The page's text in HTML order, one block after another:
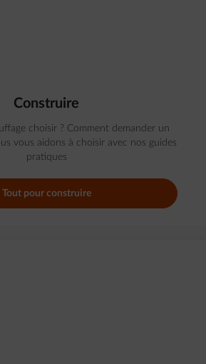
Construire
choisir ? Comment demander un
vous aidons à choisir avec nos guides
pratiques
Tout pour construire